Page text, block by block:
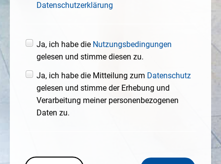
Datenschutzerklärung
Ja, ich habe die Nutzungsbedingungen
gelesen und stimme diesen zu.
Ja, ich habe die Mitteilung zum Datenschutz
gelesen und stimme der Erhebung und
Verarbeitung meiner personenbezogenen
Daten zu.